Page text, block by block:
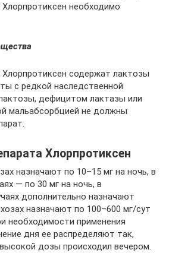
необходимо
Хлорпротиксен содержат лактозы
с редкой наследственной
дефицитом лактазы или
мальабсорбцией не должны
Хлорпротиксен
назначают по 10–15 мг на ночь, в
— по 30 мг на ночь, в
дополнительно назначают
назначают по 100–600 мг/сут
необходимости применения
дня ее распределяют так,
дозы происходил вечером.